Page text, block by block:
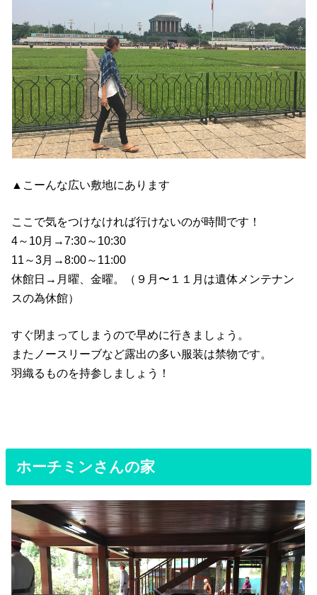
▲こーんな広い敷地にあります
ここで気をつけなければ行けないのが時間です！
4～10月→7:30～10:30
11～3月→8:00～11:00
休館日→月曜、金曜。（９月〜１１月は遺体メンテナン
スの為休館）
すぐ閉まってしまうので早めに行きましょう。
またノースリーブなど露出の多い服装は禁物です。
羽織るものを持参しましょう！
ホーチミンさんの家